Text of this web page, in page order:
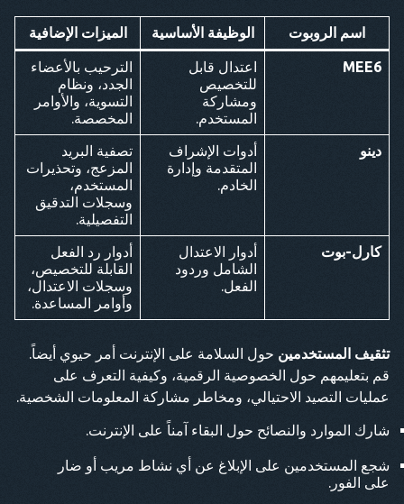
اسم الروبوت الوظيفة الأساسية الميزات الإضافية
MEE6
اعتدال قابل
للتخصيص
ومشاركة
المستخدم.
الترحيب بالأعضاء
الجدد، ونظام
التسوية، والأوامر
المخصصة.
دينو
أدوات الإشراف
المتقدمة وإدارة
الخادم.
تصفية البريد
المزعج، وتحذيرات
المستخدم،
وسجلات التدقيق
التفصيلية.
كارل-بوت
أدوار الاعتدال
الشامل وردود
الفعل.
أدوار رد الفعل
القابلة للتخصيص،
وسجلات الاعتدال،
وأوامر المساعدة.
تثقيف المستخدمين حول السلامة على الإنترنت أمر حيوي أيضاً.
قم بتعليمهم حول الخصوصية الرقمية، وكيفية التعرف على
عمليات التصيد الاحتيالي، ومخاطر مشاركة المعلومات الشخصية.
شارك الموارد والنصائح حول البقاء آمناً على الإنترنت.
شجع المستخدمين على الإبلاغ عن أي نشاط مريب أو ضار
على الفور.